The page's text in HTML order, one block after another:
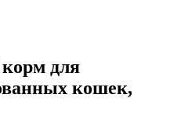
для
кошек,